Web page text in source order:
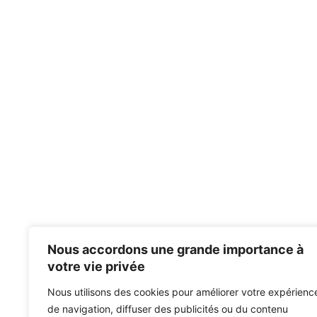
Nous accordons une grande importance à
votre vie privée
Nous utilisons des cookies pour améliorer votre
de navigation, diffuser des publicités ou du contenu